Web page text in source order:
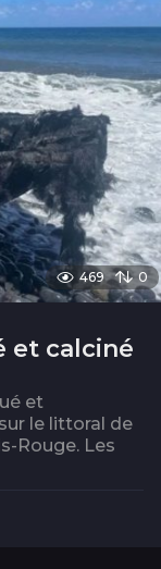
469 0
et calciné
et
le littoral de
Rouge. Les